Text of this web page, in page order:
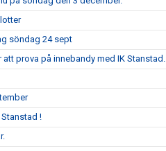
söndag 24 sept
prova på innebandy med IK Stanstad.
!